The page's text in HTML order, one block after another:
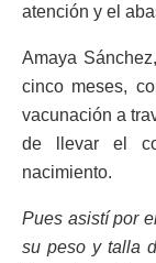
atención y el
Amaya
cinco meses,
vacunación a
de llevar el
nacimiento.
Pues asistí por
su peso y talla